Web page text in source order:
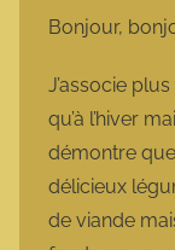
Bonjour,
J’associe
qu’à l’hiver
démontre
délicieux
de viande